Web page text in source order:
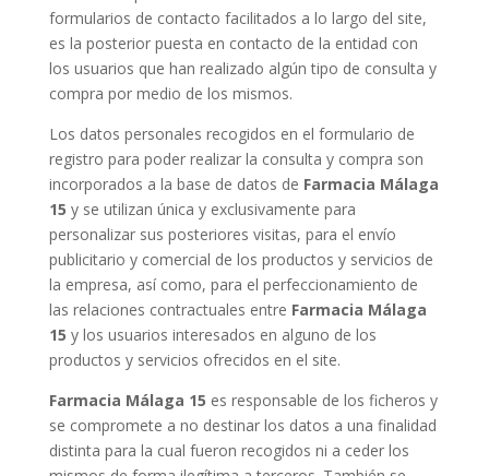
formularios de contacto facilitados a lo largo del site,
es la posterior puesta en contacto de la entidad con
los usuarios que han realizado algún tipo de consulta y
compra por medio de los mismos.
Los datos personales recogidos en el formulario de
registro para poder realizar la consulta y compra son
incorporados a la base de datos de Farmacia Málaga
15 y se utilizan única y exclusivamente para
personalizar sus posteriores visitas, para el envío
publicitario y comercial de los productos y servicios de
la empresa, así como, para el perfeccionamiento de
las relaciones contractuales entre Farmacia Málaga
15 y los usuarios interesados en alguno de los
productos y servicios ofrecidos en el site.
Farmacia Málaga 15 es responsable de los ficheros y
se compromete a no destinar los datos a una finalidad
distinta para la cual fueron recogidos ni a ceder los